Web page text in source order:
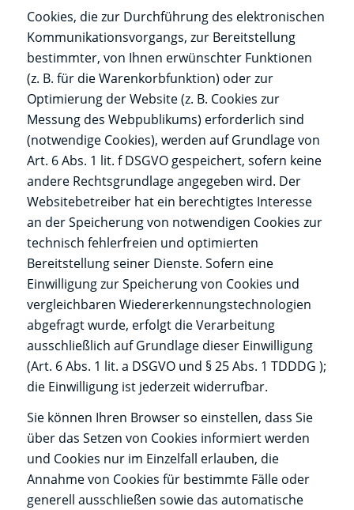
Cookies, die zur Durchführung des elektronischen
Kommunikationsvorgangs, zur Bereitstellung
bestimmter, von Ihnen erwünschter Funktionen
(z. B. für die Warenkorbfunktion) oder zur
Optimierung der Website (z. B. Cookies zur
Messung des Webpublikums) erforderlich sind
(notwendige Cookies), werden auf Grundlage von
Art. 6 Abs. 1 lit. f DSGVO gespeichert, sofern keine
andere Rechtsgrundlage angegeben wird. Der
Websitebetreiber hat ein berechtigtes Interesse
an der Speicherung von notwendigen Cookies zur
technisch fehlerfreien und optimierten
Bereitstellung seiner Dienste. Sofern eine
Einwilligung zur Speicherung von Cookies und
vergleichbaren Wiedererkennungstechnologien
abgefragt wurde, erfolgt die Verarbeitung
ausschließlich auf Grundlage dieser Einwilligung
(Art. 6 Abs. 1 lit. a DSGVO und § 25 Abs. 1 TDDDG );
die Einwilligung ist jederzeit widerrufbar.
Sie können Ihren Browser so einstellen, dass Sie
über das Setzen von Cookies informiert werden
und Cookies nur im Einzelfall erlauben, die
Annahme von Cookies für bestimmte Fälle oder
generell ausschließen sowie das automatische